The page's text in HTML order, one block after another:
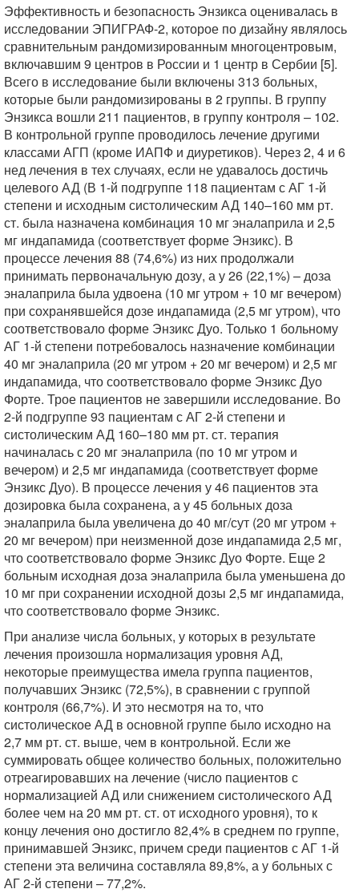
Эффективность и безопасность Энзикса оценивалась в
исследовании ЭПИГРАФ-2, которое по дизайну являлось
сравнительным рандомизированным многоцентровым,
включавшим 9 центров в России и 1 центр в Сербии [5].
Всего в исследование были включены 313 больных,
которые были рандомизированы в 2 группы. В группу
Энзикса вошли 211 пациентов, в группу контроля – 102.
В контрольной группе проводилось лечение другими
классами АГП (кроме ИАПФ и диуретиков). Через 2, 4 и 6
нед лечения в тех случаях, если не удавалось достичь
целевого АД (В 1-й подгруппе 118 пациентам с АГ 1-й
степени и исходным систолическим АД 140–160 мм рт.
ст. была назначена комбинация 10 мг эналаприла и 2,5
мг индапамида (соответствует форме Энзикс). В
процессе лечения 88 (74,6%) из них продолжали
принимать первоначальную дозу, а у 26 (22,1%) – доза
эналаприла была удвоена (10 мг утром + 10 мг вечером)
при сохранявшейся дозе индапамида (2,5 мг утром), что
соответствовало форме Энзикс Дуо. Только 1 больному
АГ 1-й степени потребовалось назначение комбинации
40 мг эналаприла (20 мг утром + 20 мг вечером) и 2,5 мг
индапамида, что соответствовало форме Энзикс Дуо
Форте. Трое пациентов не завершили исследование. Во
2-й подгруппе 93 пациентам с АГ 2-й степени и
систолическим АД 160–180 мм рт. ст. терапия
начиналась с 20 мг эналаприла (по 10 мг утром и
вечером) и 2,5 мг индапамида (соответствует форме
Энзикс Дуо). В процессе лечения у 46 пациентов эта
дозировка была сохранена, а у 45 больных доза
эналаприла была увеличена до 40 мг/сут (20 мг утром +
20 мг вечером) при неизменной дозе индапамида 2,5 мг,
что соответствовало форме Энзикс Дуо Форте. Еще 2
больным исходная доза эналаприла была уменьшена до
10 мг при сохранении исходной дозы 2,5 мг индапамида,
что соответствовало форме Энзикс.
При анализе числа больных, у которых в результате
лечения произошла нормализация уровня АД,
некоторые преимущества имела группа пациентов,
получавших Энзикс (72,5%), в сравнении с группой
контроля (66,7%). И это несмотря на то, что
систолическое АД в основной группе было исходно на
2,7 мм рт. ст. выше, чем в контрольной. Если же
суммировать общее количество больных, положительно
отреагировавших на лечение (число пациентов с
нормализацией АД или снижением систолического АД
более чем на 20 мм рт. ст. от исходного уровня), то к
концу лечения оно достигло 82,4% в среднем по группе,
принимавшей Энзикс, причем среди пациентов с АГ 1-й
степени эта величина составляла 89,8%, а у больных с
АГ 2-й степени – 77,2%.